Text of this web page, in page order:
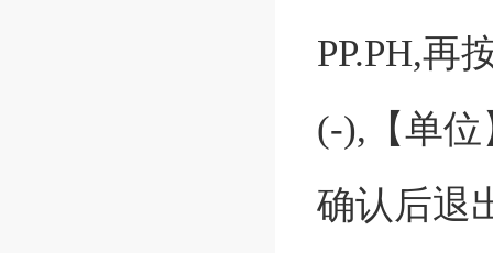
PP.PH,再
(-),【单
确认后退